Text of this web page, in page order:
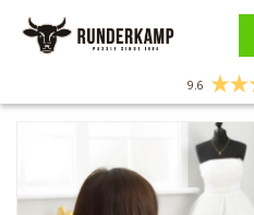
9.6